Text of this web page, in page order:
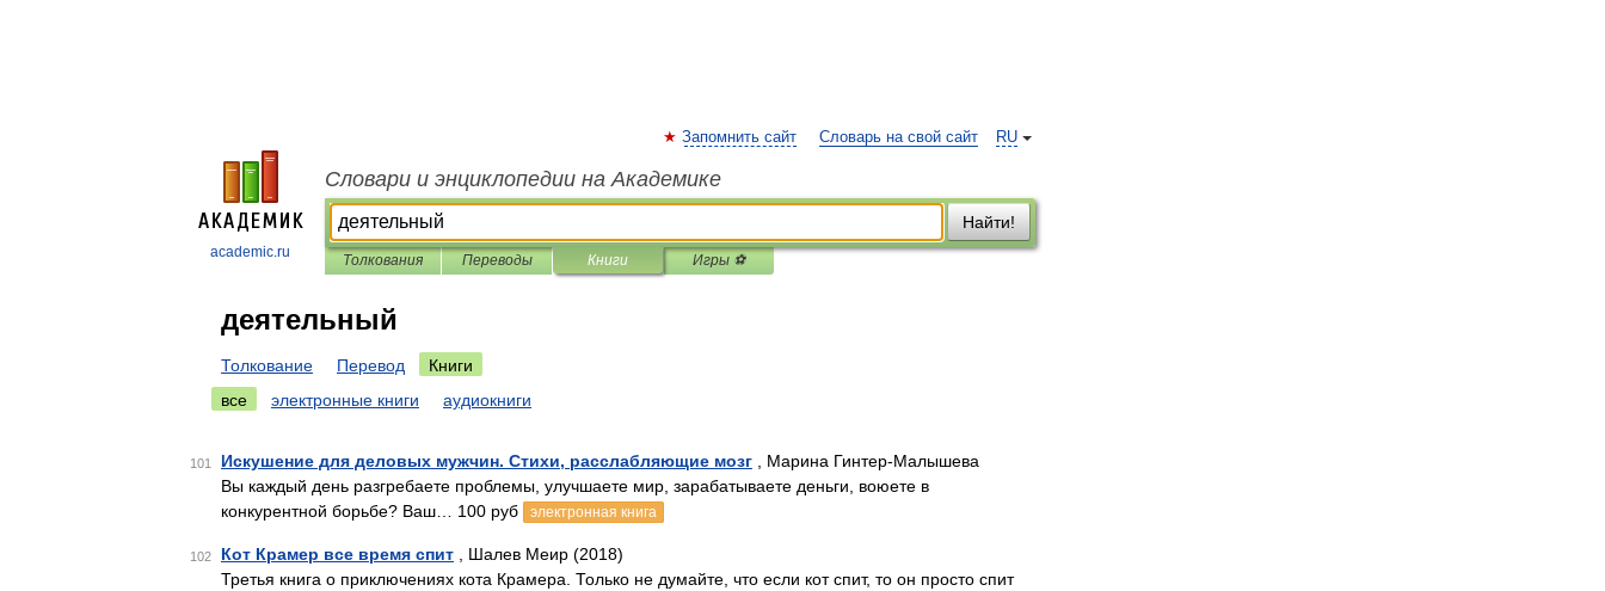
academic.ru
RU
Запомнить сайт Словарь на свой сайт
Словари и энциклопедии на Академике
Найти!
Толкования Переводы Книги Игры ⚽
деятельный
Толкование Перевод
Книги
все
электронные книги аудиокниги
101 Искушение для деловых мужчин. Стихи, расслабляющие мозг , Марина Гинтер-Малышева
Вы каждый день разгребаете проблемы, улучшаете мир, зарабатываете деньги, воюете в
конкурентной борьбе? Ваш… 100 руб
электронная книга
102 Кот Крамер все время спит , Шалев Меир (2018)
Третья книга о приключениях кота Крамера. Только не думайте, что если кот спит, то он просто спит